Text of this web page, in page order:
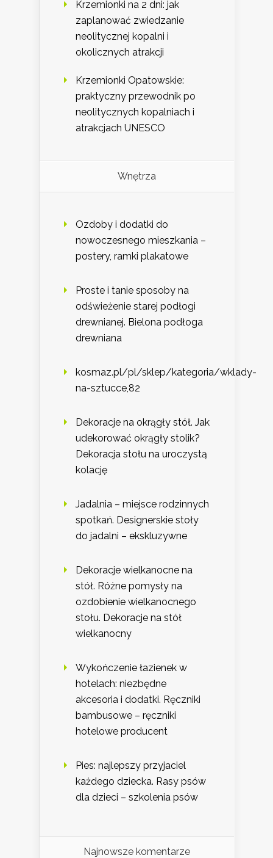
Krzemionki na 2 dni: jak
zaplanować zwiedzanie
neolitycznej kopalni i
okolicznych atrakcji
Krzemionki Opatowskie:
praktyczny przewodnik po
neolitycznych kopalniach i
atrakcjach UNESCO
Wnętrza
Ozdoby i dodatki do
nowoczesnego mieszkania –
postery, ramki plakatowe
Proste i tanie sposoby na
odświeżenie starej podłogi
drewnianej. Bielona podłoga
drewniana
kosmaz.pl/pl/sklep/kategoria/wklady-
na-sztucce,82
Dekoracje na okrągły stół. Jak
udekorować okrągły stolik?
Dekoracja stołu na uroczystą
kolację
Jadalnia – miejsce rodzinnych
spotkań. Designerskie stoły
do jadalni – ekskluzywne
Dekoracje wielkanocne na
stół. Różne pomysły na
ozdobienie wielkanocnego
stołu. Dekoracje na stół
wielkanocny
Wykończenie łazienek w
hotelach: niezbędne
akcesoria i dodatki. Ręczniki
bambusowe – ręczniki
hotelowe producent
Pies: najlepszy przyjaciel
każdego dziecka. Rasy psów
dla dzieci – szkolenia psów
Najnowsze komentarze